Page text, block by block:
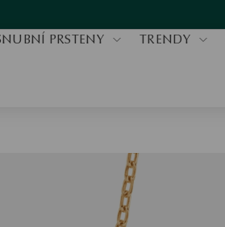
PRSTENY TRENDY